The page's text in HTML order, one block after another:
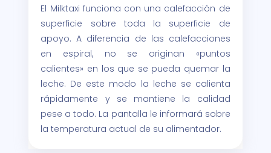
El Milktaxi funciona con una calefacción de
superficie sobre toda la superficie de
apoyo. A diferencia de las calefacciones
en espiral, no se originan «puntos
calientes» en los que se pueda quemar la
leche. De este modo la leche se calienta
rápidamente y se mantiene la calidad
pese a todo. La pantalla le informará sobre
la temperatura actual de su alimentador.